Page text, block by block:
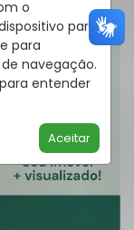
o
para
para
navegação.
para entender
Aceitar